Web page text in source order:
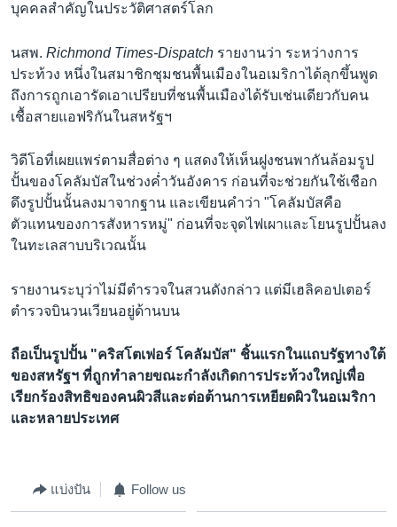
บุคคลสำคัญในประวัติศาสตร์โลก
นสพ. Richmond Times-Dispatch รายงานว่า ระหว่างการ
ประท้วง หนึ่งในสมาชิกชุมชนพื้นเมืองในอเมริกาได้ลุกขึ้นพูด
ถึงการถูกเอารัดเอาเปรียบที่ชนพื้นเมืองได้รับเช่นเดียวกับคน
เชื้อสายแอฟริกันในสหรัฐฯ
วิดีโอที่เผยแพร่ตามสื่อต่าง ๆ แสดงให้เห็นฝูงชนพากันล้อมรูป
ปั้นของโคลัมบัสในช่วงค่ำวันอังคาร ก่อนที่จะช่วยกันใช้เชือก
ดึงรูปปั้นนั้นลงมาจากฐาน และเขียนคำว่า "โคลัมบัสคือ
ตัวแทนของการสังหารหมู่" ก่อนที่จะจุดไฟเผาและโยนรูปปั้นลง
ในทะเลสาบบริเวณนั้น
รายงานระบุว่าไม่มีตำรวจในสวนดังกล่าว แต่มีเฮลิคอปเตอร์
ตำรวจบินวนเวียนอยู่ด้านบน
ถือเป็นรูปปั้น "คริสโตเฟอร์ โคลัมบัส" ชิ้นแรกในแถบรัฐทางใต้
ของสหรัฐฯ ที่ถูกทำลายขณะกำลังเกิดการประท้วงใหญ่เพื่อ
เรียกร้องสิทธิของคนผิวสีและต่อต้านการเหยียดผิวในอเมริกา
และหลายประเทศ
แบ่งปัน Follow us